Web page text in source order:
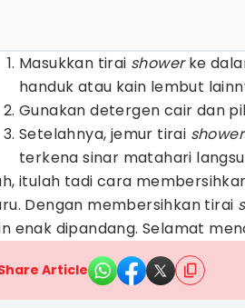
Masukkan tirai showerke
handuk atau kain lembut
Gunakan detergen cair dan
Setelahnya, jemur tirai shower
terkena sinar matahari
itulah tadi cara
Dengan membersihkan tirai
enak dipandang. Selamat
Article